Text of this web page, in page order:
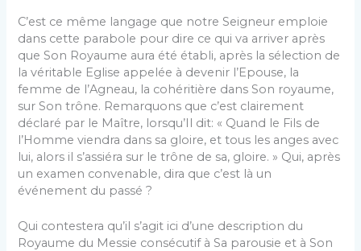
C’est ce même langage que notre Seigneur emploie
dans cette parabole pour dire ce qui va arriver après
que Son Royaume aura été établi, après la sélection de
la véritable Eglise appelée à devenir l’Epouse, la
femme de l’Agneau, la cohéritière dans Son royaume,
sur Son trône. Remarquons que c’est clairement
déclaré par le Maître, lorsqu’Il dit: « Quand le Fils de
l’Homme viendra dans sa gloire, et tous les anges avec
lui, alors il s’assiéra sur le trône de sa, gloire. » Qui, après
un examen convenable, dira que c’est là un
événement du passé ?
Qui contestera qu’il s’agit ici d’une description du
Royaume du Messie consécutif à Sa parousie et à Son